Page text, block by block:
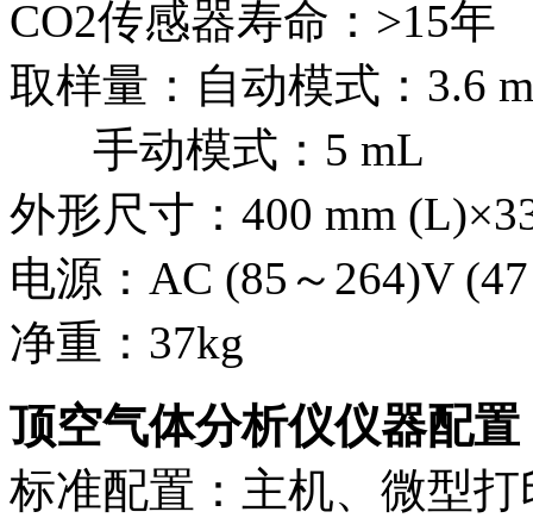
CO2传感器寿命：>15年
取样量：自动模式：3.6
手动模式：5 mL
外形尺寸：400 mm
电源：AC (85～264)V
净重：37kg
顶空气体分析仪仪器配置
标准配置：主机、微型